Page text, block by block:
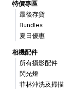
特價專區
最後存貨
Bundles
夏日優惠
相機配件
所有攝影配件
閃光燈
菲林沖洗及掃描